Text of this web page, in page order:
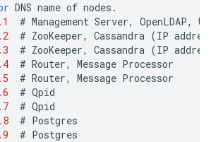
DNS name of nodes .
# Management Server, OpenLDAP, UI
# ZooKeeper, Cassandra (IP
# ZooKeeper, Cassandra (IP
# Router, Message Processor
# Router, Message Processor
# Qpid
# Qpid
# Postgres
# Postgres